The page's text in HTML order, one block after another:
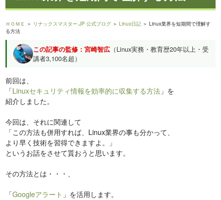
ＨＯＭＥ ＞ リナックスマスター.JP 公式ブログ ＞Linux日記 ＞ Linux業界を短期間で理解す
る方法
この記事の監修：宮崎智広 （Linux実務・教育歴20年以上・受
講者3,100名超）
前回は、
「Linuxセキュリティ情報を効率的に収集する方法 」を
紹介しました。
今回は、それに関連して
「この方法も併用すれば、Linux業界の事も分かって、
より早く技術を習得できますよ。」
というお話をさせて貰おうと思います。
その方法とは・・・、
「Googleアラート 」を活用します。